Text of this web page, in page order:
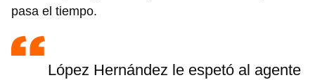
pasa el tiempo.
López Hernández le espetó al agente